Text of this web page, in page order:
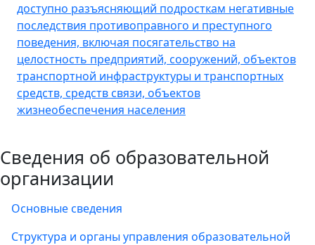
доступно разъясняющий подросткам негативные
последствия противоправного и преступного
поведения, включая посягательство на
целостность предприятий, сооружений, объектов
транспортной инфраструктуры и транспортных
средств, средств связи, объектов
жизнеобеспечения населения
Сведения об образовательной
организации
Основные сведения
Структура и органы управления образовательной